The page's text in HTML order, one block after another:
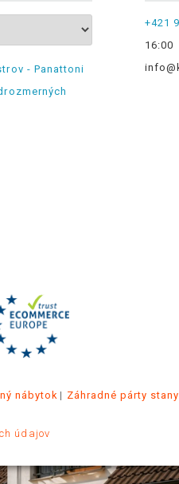
- Panattoni
+421
16:00
nábytok Záhradné párty stany
údajov